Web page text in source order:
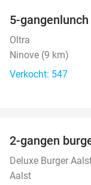
5-
Oltra
Ninove (9 km)
Verkocht: 547
2-gangen
Deluxe Burger
Aalst